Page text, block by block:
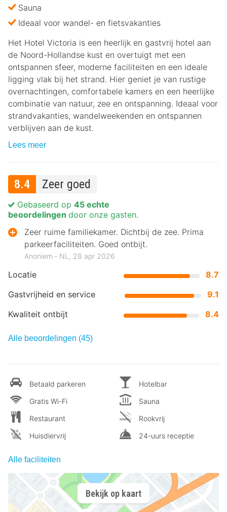
Sauna
Ideaal voor wandel- en fietsvakanties
Het Hotel Victoria is een heerlijk en gastvrij hotel aan
de Noord-Hollandse kust en overtuigt met een
ontspannen sfeer, moderne faciliteiten en een ideale
ligging vlak bij het strand. Hier geniet je van rustige
overnachtingen, comfortabele kamers en een heerlijke
combinatie van natuur, zee en ontspanning. Ideaal voor
strandvakanties, wandelweekenden en ontspannen
verblijven aan de kust.
Lees meer
8.4 Zeer goed
Locatie
8.7
Gastvrijheid en service
9.1
Kwaliteit ontbijt
8.4
Gebaseerd op 45 echte
beoordelingen door onze gasten.
Zeer ruime familiekamer. Dichtbij de zee. Prima
parkeerfaciliteiten. Goed ontbijt.
Anoniem ‐ NL, 28 apr 2026
Alle beoordelingen (45)
Betaald parkeren
Gratis Wi-Fi
Restaurant
Huisdiervrij
Hotelbar
Sauna
Rookvrij
24-uurs receptie
Alle faciliteiten
Bekijk op kaart